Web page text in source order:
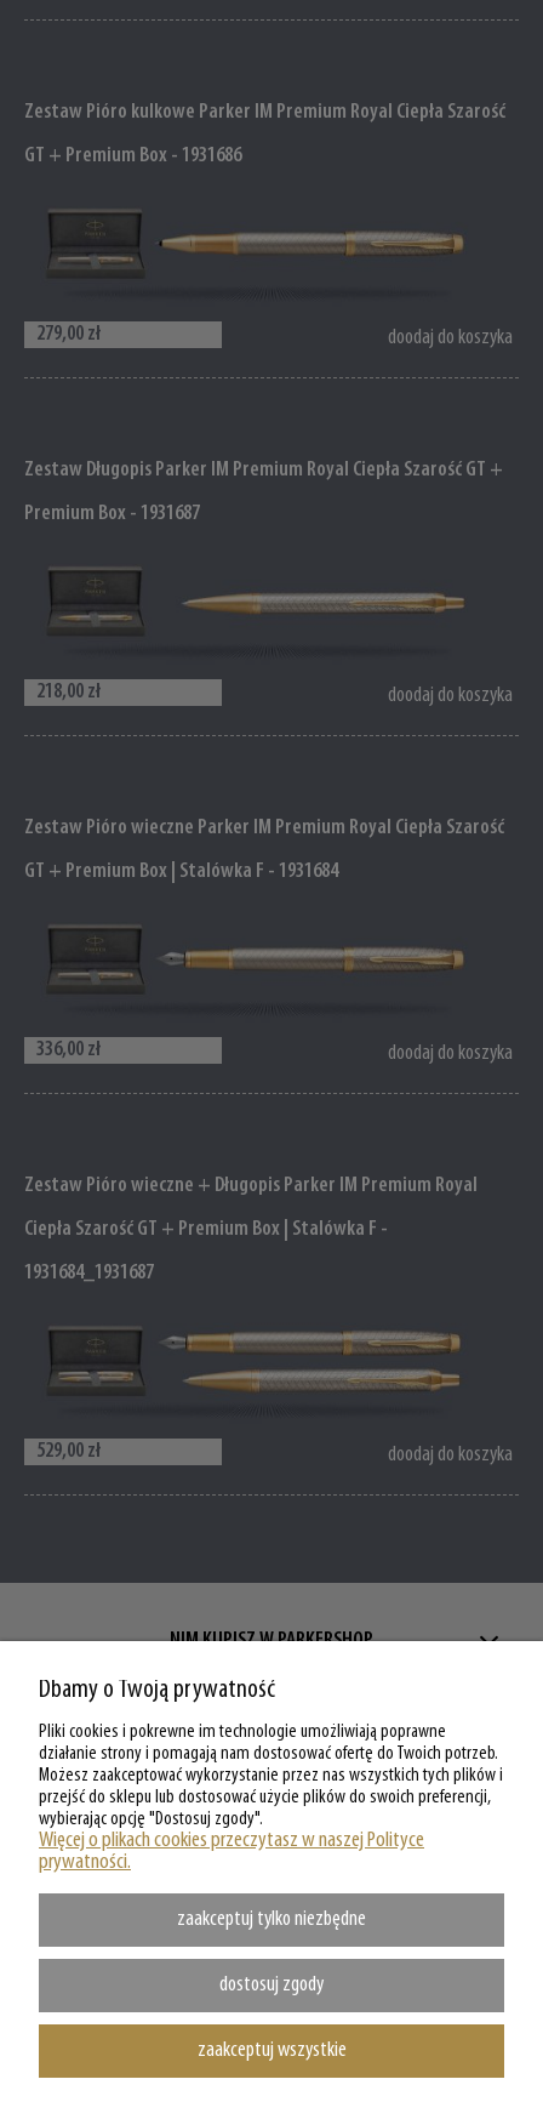
Zestaw Pióro kulkowe Parker IM Premium Royal Ciepła Szarość
GT + Premium Box - 1931686
279,00 zł doodaj do koszyka
Zestaw Długopis Parker IM Premium Royal Ciepła Szarość GT +
Premium Box - 1931687
218,00 zł doodaj do koszyka
Zestaw Pióro wieczne Parker IM Premium Royal Ciepła Szarość
GT + Premium Box | Stalówka F - 1931684
336,00 zł doodaj do koszyka
Zestaw Pióro wieczne + Długopis Parker IM Premium Royal
Ciepła Szarość GT + Premium Box | Stalówka F -
1931684_1931687
529,00 zł doodaj do koszyka
NIM KUPISZ W PARKERSHOP
ZAKUPY W PARKERSHOP
MOJE KONTO W PARKERSHOP
O PARKERSHOP
Dbamy o Twoją prywatność
Pliki cookies i pokrewne im technologie umożliwiają poprawne
działanie strony i pomagają nam dostosować ofertę do Twoich potrzeb.
Możesz zaakceptować wykorzystanie przez nas wszystkich tych plików i
przejść do sklepu lub dostosować użycie plików do swoich preferencji,
wybierając opcję "Dostosuj zgody".
Więcej o plikach cookies przeczytasz w naszej Polityce
prywatności.
zaakceptuj tylko niezbędne
dostosuj zgody
zaakceptuj wszystkie